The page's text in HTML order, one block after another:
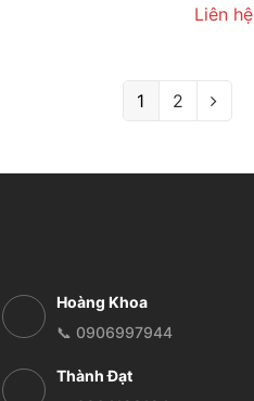
Liên hệ
1 2
Hoàng Khoa
📞 0906997944
Thành Đạt